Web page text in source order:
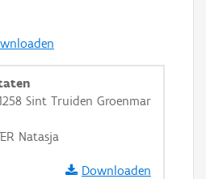
Sint Truiden Groenmar
Natasja
Downloaden